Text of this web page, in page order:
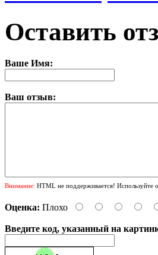
Оставить
Ваше Имя:
Ваш отзыв:
Внимание: HTML не поддерживается! Используйте
Оценка: Плохо
Введите код, указанный на